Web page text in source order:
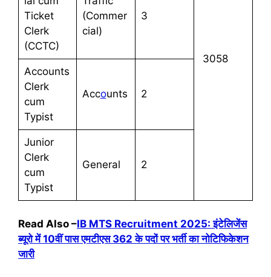
3058
Ticket
Clerk
(CCTC)
(Commer
cial)
3
Accounts
Clerk
cum
Typist
Accounts 2
Junior
Clerk
cum
Typist
General 2
Read Also –IB MTS Recruitment 2025: इंटेलिजेंस
ब्यूरो में 10वीं पास एमटीएस 362 के पदों पर भर्ती का नोटिफिकेशन
जारी